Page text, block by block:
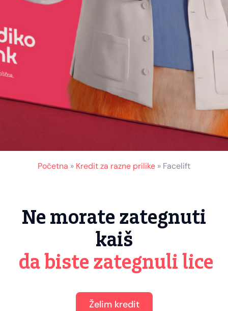
Početna » Kredit za razne prilike » Facelift
Ne morate zategnuti
kaiš
da biste zategnuli lice
Želim kredit